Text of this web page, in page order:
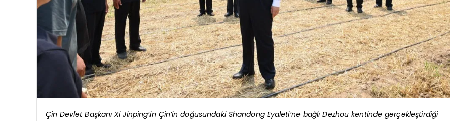
Çin Devlet Başkanı Xi Jinping’in Çin’in doğusundaki Shandong Eyaleti’ne bağlı Dezhou kentinde gerçekleştirdiği